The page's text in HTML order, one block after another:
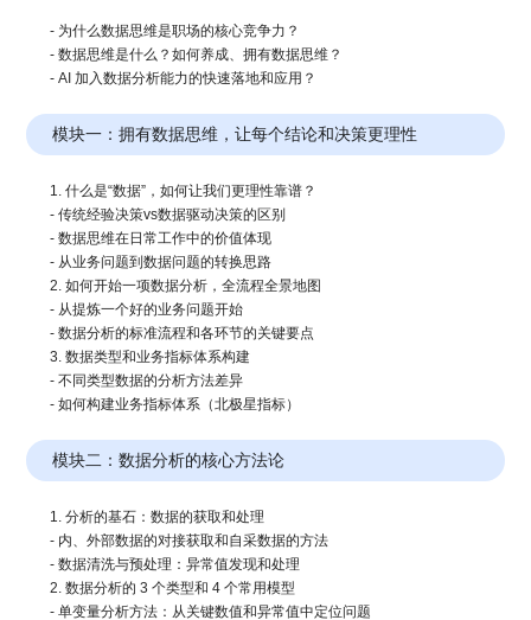
- 为什么数据思维是职场的核心竞争力？
- 数据思维是什么？如何养成、拥有数据思维？
- AI 加入数据分析能力的快速落地和应用？
模块一：拥有数据思维，让每个结论和决策更理性
1. 什么是“数据”，如何让我们更理性靠谱？
- 传统经验决策vs数据驱动决策的区别
- 数据思维在日常工作中的价值体现
- 从业务问题到数据问题的转换思路
2. 如何开始一项数据分析，全流程全景地图
- 从提炼一个好的业务问题开始
- 数据分析的标准流程和各环节的关键要点
3. 数据类型和业务指标体系构建
- 不同类型数据的分析方法差异
- 如何构建业务指标体系（北极星指标）
模块二：数据分析的核心方法论
1. 分析的基石：数据的获取和处理
- 内、外部数据的对接获取和自采数据的方法
- 数据清洗与预处理：异常值发现和处理
2. 数据分析的 3 个类型和 4 个常用模型
- 单变量分析方法：从关键数值和异常值中定位问题